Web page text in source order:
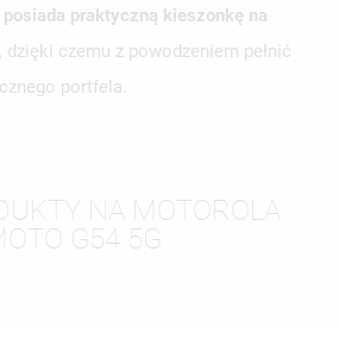
posiada praktyczną kieszonkę na
dzięki czemu z powodzeniem pełnić
portfela.
NA MOTOROLA
MOTO G54 5G